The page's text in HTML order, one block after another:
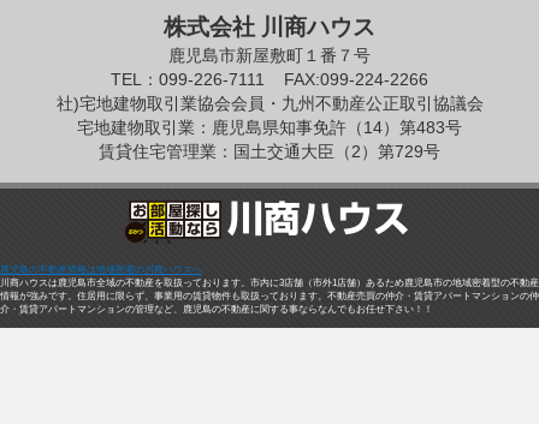
株式会社 川商ハウス
鹿児島市新屋敷町１番７号
TEL：099-226-7111
FAX:099-224-2266
社)宅地建物取引業協会会員・九州不動産公正取引協議会
宅地建物取引業：鹿児島県知事免許（14）第483号
賃貸住宅管理業：国土交通大臣（2）第729号
鹿児島の不動産情報は地域密着の川商ハウスへ
川商ハウスは鹿児島市全域の不動産を取扱っております。市内に3店舗（市外1店舗）あるため鹿児島市の地域密着型の不動産
情報が強みです。住居用に限らず、事業用の賃貸物件も取扱っております。不動産売買の仲介・賃貸アパートマンションの仲
介・賃貸アパートマンションの管理など、鹿児島の不動産に関する事ならなんでもお任せ下さい！！